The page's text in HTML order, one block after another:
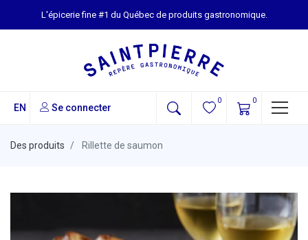
L'épicerie fine #1 du Québec de produits gastronomique.
EN Se connecter
0 0
Des produits Rillette de saumon